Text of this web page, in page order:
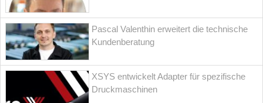
Pascal Valenthin erweitert die technische
Kundenberatung
XSYS entwickelt Adapter für spezifische
Druckmaschinen